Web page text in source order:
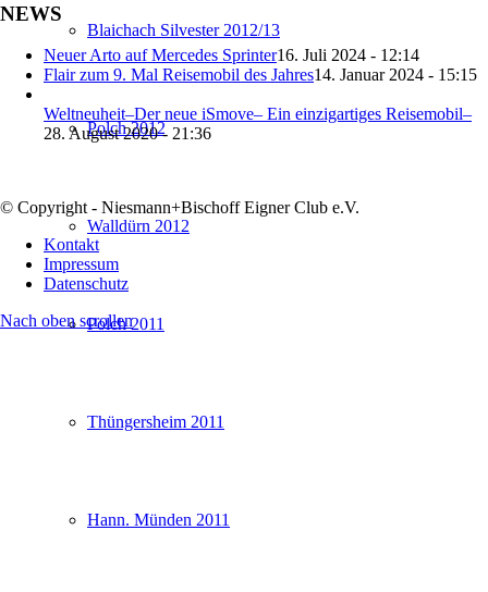
Blaichach Silvester 2012/13
Polch 2012
Walldürn 2012
Polch 2011
Thüngersheim 2011
Hann. Münden 2011
NEWS
Neuer Arto auf Mercedes Sprinter16. Juli 2024 - 12:14
Flair zum 9. Mal Reisemobil des Jahres14. Januar 2024 - 15:15
Weltneuheit–Der neue iSmove– Ein einzigartiges Reisemobil–
28. August 2020 - 21:36
© Copyright - Niesmann+Bischoff Eigner Club e.V.
Kontakt
Impressum
Datenschutz
Nach oben scrollen